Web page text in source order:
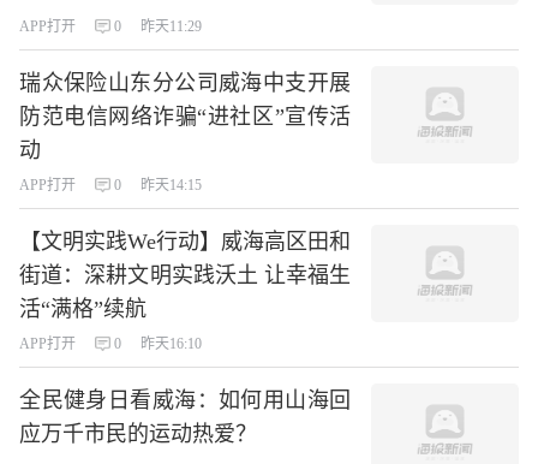
APP打开 0 昨天11:29
瑞众保险山东分公司威海中支开展
防范电信网络诈骗“进社区”宣传活
动
APP打开 0 昨天14:15
【文明实践We行动】威海高区田和
街道：深耕文明实践沃土 让幸福生
活“满格”续航
APP打开 0 昨天16:10
全民健身日看威海：如何用山海回
应万千市民的运动热爱？